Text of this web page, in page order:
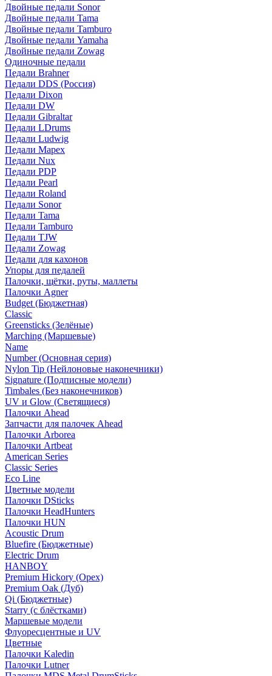
Двойные педали Sonor
Двойные педали Tama
Двойные педали Tamburo
Двойные педали Yamaha
Двойные педали Zowag
Одиночные педали
Педали Brahner
Педали DDS (Россия)
Педали Dixon
Педали DW
Педали Gibraltar
Педали LDrums
Педали Ludwig
Педали Mapex
Педали Nux
Педали PDP
Педали Pearl
Педали Roland
Педали Sonor
Педали Tama
Педали Tamburo
Педали TJW
Педали Zowag
Педали для кахонов
Упоры для педалей
Палочки, щётки, руты, маллеты
Палочки Agner
Budget (Бюджетная)
Classic
Greensticks (Зелёные)
Marching (Маршевые)
Name
Number (Основная серия)
Nylon Tip (Нейлоновые наконечники)
Signature (Подписные модели)
Timbales (Без наконечников)
UV и Glow (Светящиеся)
Палочки Ahead
Запчасти для палочек Ahead
Палочки Arborea
Палочки Artbeat
American Series
Classic Series
Eco Line
Цветные модели
Палочки DSticks
Палочки HeadHunters
Палочки HUN
Acoustic Drum
Bluefire (Бюджетные)
Electric Drum
HANBOY
Premium Hickory (Орех)
Premium Oak (Дуб)
Qi (Бюджетные)
Starry (с блёстками)
Маршевые модели
Флуоресцентные и UV
Цветные
Палочки Kaledin
Палочки Lutner